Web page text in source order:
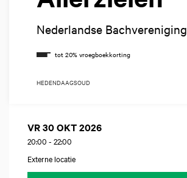
Nederlandse Bachvereniging
HEDENDAAGSOUD
VR 30 OKT 2026
20:00 - 22:00
Externe locatie